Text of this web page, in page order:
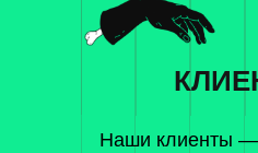
Наши клиенты —